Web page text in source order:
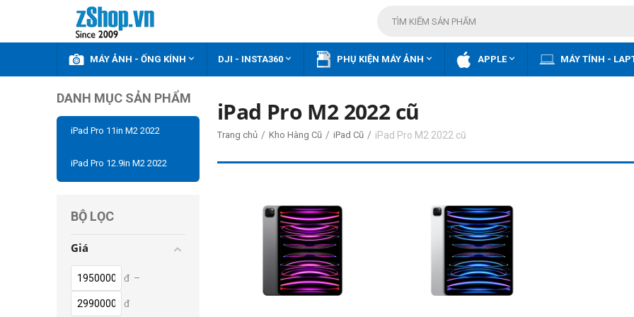
KHUYẾN MÃI
MÁY ẢNH - ỐNG KÍNH  DJI - INSTA360  PHỤ KIỆN MÁY ẢNH  APPLE MÁY TÍNH -
DANH MỤC SẢN PHẨM
iPad Pro 11in M2 2022
iPad Pro 12.9in M2 2022
BỘ LỌC
Giá
đ –
đ
iPad Pro M2 2022 cũ
Trang chủ / Kho Hàng Cũ / iPad Cũ / iPad Pro M2 2022 cũ